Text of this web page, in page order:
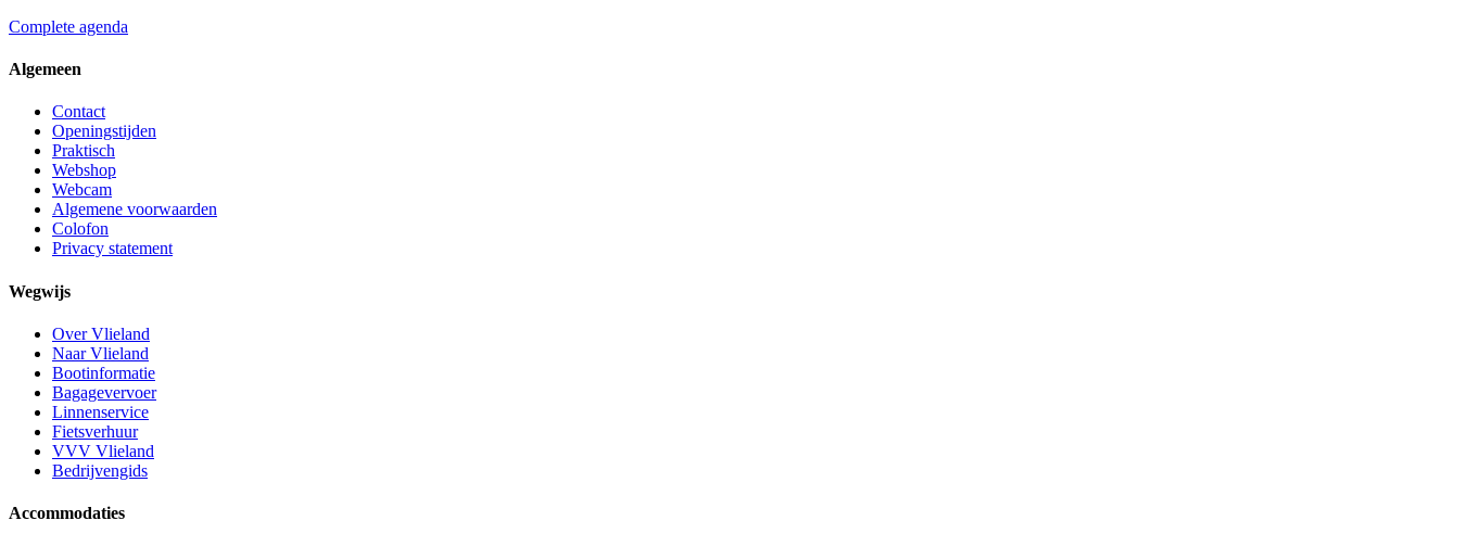
Complete agenda
Algemeen
Contact
Openingstijden
Praktisch
Webshop
Webcam
Algemene voorwaarden
Colofon
Privacy statement
Wegwijs
Over Vlieland
Naar Vlieland
Bootinformatie
Bagagevervoer
Linnenservice
Fietsverhuur
VVV Vlieland
Bedrijvengids
Accommodaties